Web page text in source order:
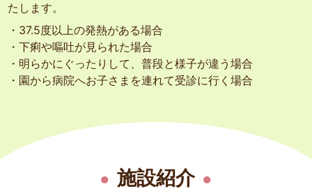
たします。
・37.5度以上の発熱がある場合
・下痢や嘔吐が見られた場合
・明らかにぐったりして、普段と様子が違う場合
・園から病院へお子さまを連れて受診に行く場合
施設紹介